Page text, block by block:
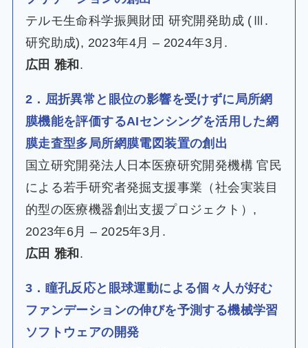
テルモ生命科学振興財団 研究開発助成 (Ⅲ.
研究助成), 2023年4月 – 2024年3月.
広田 雅和 .
2．屈折異常と眼位の影響を受けずに局所網
膜機能を評価するAIセンシングを活用した網
膜走査型多局所網膜電図装置の創出
国立研究開発法人日本医療研究開発機構 官民
による若手研究者発掘支援事業（社会実装目
的型の医療機器創出支援プロジェクト）,
2023年6月 – 2025年3月.
広田 雅和 .
3．瞳孔反応と眼球運動による個々人が好む
ファンデーションの伸びを予測する機械学習
ソフトウェアの開発